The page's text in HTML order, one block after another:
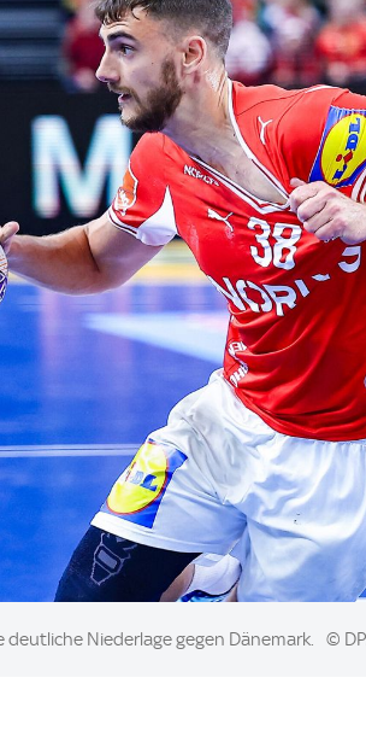
Niederlage gegen Dänemark. ©